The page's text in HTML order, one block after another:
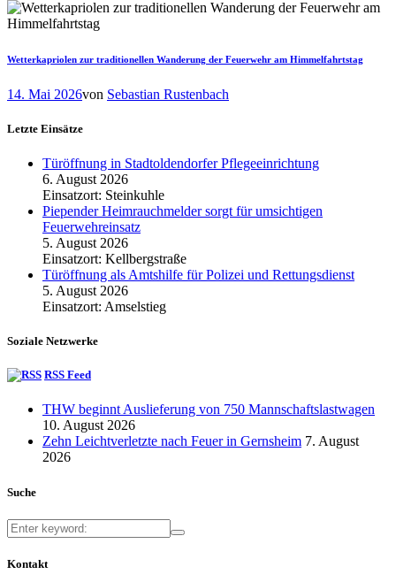
Wetterkapriolen zur traditionellen Wanderung der Feuerwehr am Himmelfahrtstag
14. Mai 2026von Sebastian Rustenbach
Letzte Einsätze
Türöffnung in Stadtoldendorfer Pflegeeinrichtung
6. August 2026
Einsatzort: Steinkuhle
Piepender Heimrauchmelder sorgt für umsichtigen
Feuerwehreinsatz
5. August 2026
Einsatzort: Kellbergstraße
Türöffnung als Amtshilfe für Polizei und Rettungsdienst
5. August 2026
Einsatzort: Amselstieg
Soziale Netzwerke
RSS Feed
THW beginnt Auslieferung von 750 Mannschaftslastwagen
10. August 2026
Zehn Leichtverletzte nach Feuer in Gernsheim 7. August
2026
Suche
Kontakt